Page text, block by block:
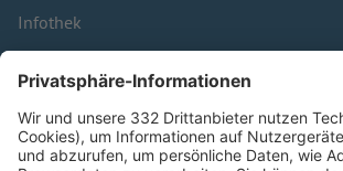
Infothek
Kontakt
HÄUFIG BESUCHTE SEITEN
Pässe und Vereinswechsel